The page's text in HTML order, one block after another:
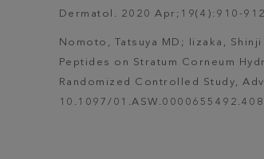
Dermatol. 2020 Apr;19(4):910-
Nomoto, Tatsuya MD; Iizaka,
Peptides on Stratum Corneum
Randomized Controlled Study,
10.1097/